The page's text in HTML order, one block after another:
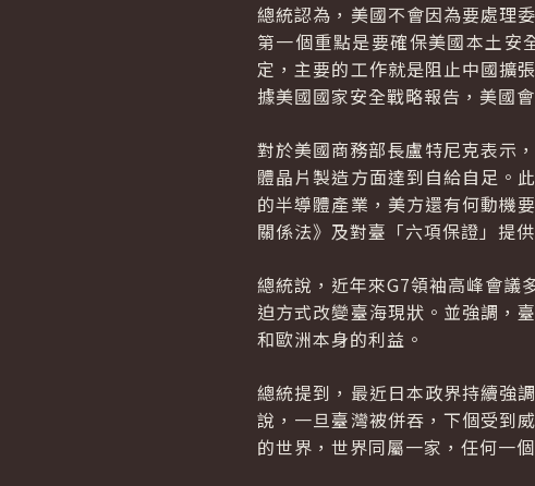
總統認為，美國不會因為要處理
第一個重點是要確保美國本土安
定，主要的工作就是阻止中國擴
據美國國家安全戰略報告，美國
對於美國商務部長盧特尼克表示
體晶片製造方面達到自給自足。
的半導體產業，美方還有何動機
關係法》及對臺「六項保證」提
總統說，近年來G7領袖高峰會議
迫方式改變臺海現狀。並強調，
和歐洲本身的利益。
總統提到，最近日本政界持續強
說，一旦臺灣被併吞，下個受到
的世界，世界同屬一家，任何一